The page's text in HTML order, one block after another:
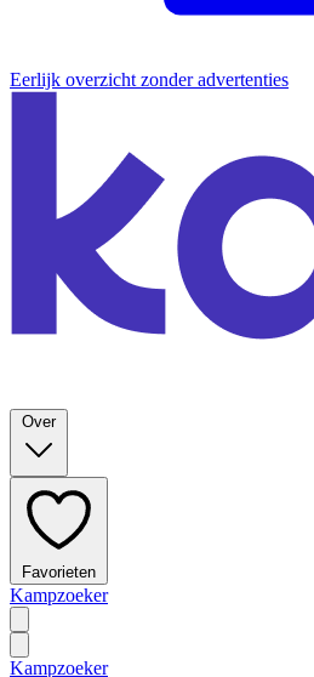
Eerlijk overzicht zonder advertenties
Over
Favorieten
Kampzoeker
Kampzoeker